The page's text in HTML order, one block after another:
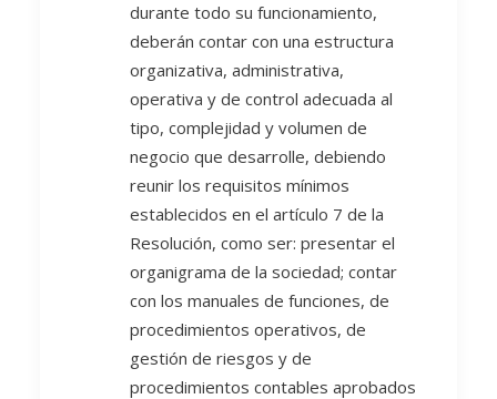
durante todo su funcionamiento,
deberán contar con una estructura
organizativa, administrativa,
operativa y de control adecuada al
tipo, complejidad y volumen de
negocio que desarrolle, debiendo
reunir los requisitos mínimos
establecidos en el artículo 7 de la
Resolución, como ser: presentar el
organigrama de la sociedad; contar
con los manuales de funciones, de
procedimientos operativos, de
gestión de riesgos y de
procedimientos contables aprobados